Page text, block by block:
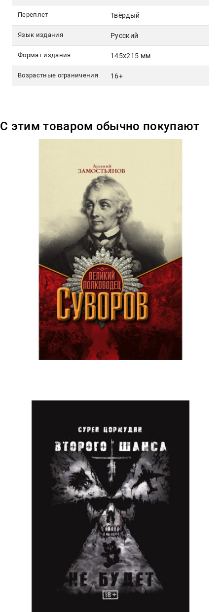
Переплет Твёрдый
Язык издания Русский
Формат издания 145x215 мм
Возрастные ограничения 16+
С этим товаром обычно покупают